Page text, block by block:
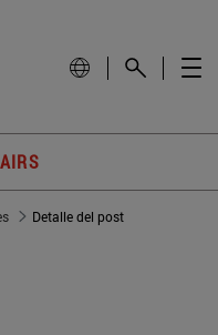
Detalle del post